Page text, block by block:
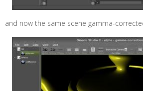
and now the same scene gamma-